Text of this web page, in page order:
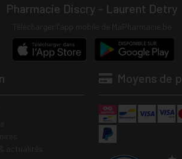
Pharmacie Discry - Laurent Detry
Moyens de